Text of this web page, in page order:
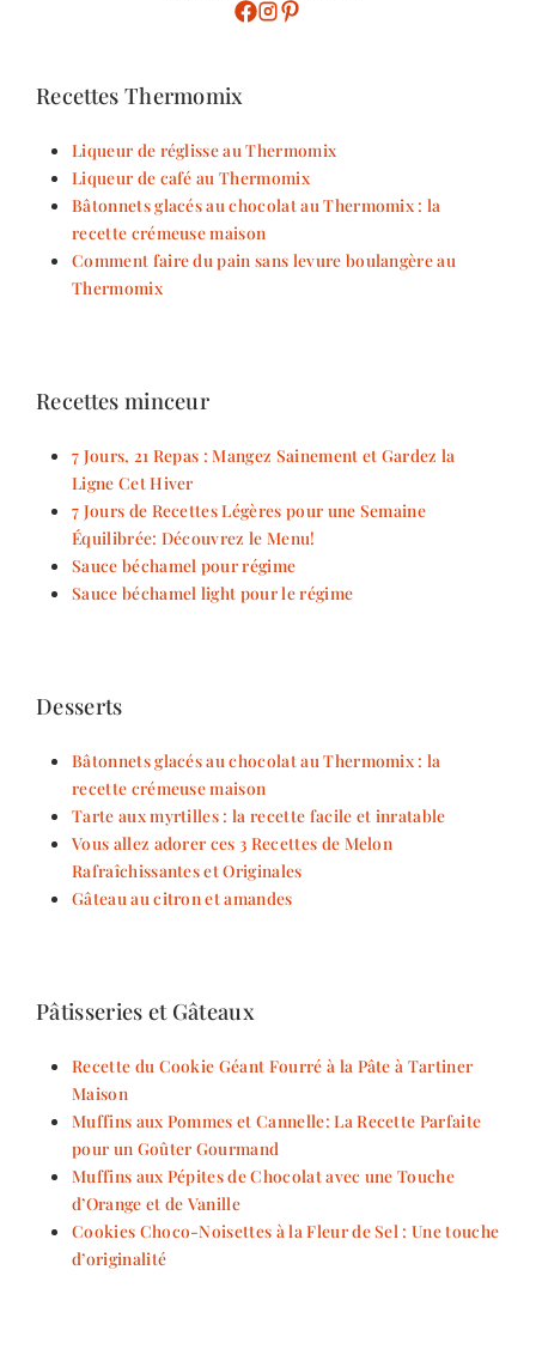
Recettes Thermomix
Liqueur de réglisse au Thermomix
Liqueur de café au Thermomix
Bâtonnets glacés au chocolat au Thermomix : la
recette crémeuse maison
Comment faire du pain sans levure boulangère au
Thermomix
Recettes minceur
7 Jours, 21 Repas : Mangez Sainement et Gardez la
Ligne Cet Hiver
7 Jours de Recettes Légères pour une Semaine
Équilibrée: Découvrez le Menu!
Sauce béchamel pour régime
Sauce béchamel light pour le régime
Desserts
Bâtonnets glacés au chocolat au Thermomix : la
recette crémeuse maison
Tarte aux myrtilles : la recette facile et inratable
Vous allez adorer ces 3 Recettes de Melon
Rafraîchissantes et Originales
Gâteau au citron et amandes
Pâtisseries et Gâteaux
Recette du Cookie Géant Fourré à la Pâte à Tartiner
Maison
Muffins aux Pommes et Cannelle: La Recette Parfaite
pour un Goûter Gourmand
Muffins aux Pépites de Chocolat avec une Touche
d’Orange et de Vanille
Cookies Choco-Noisettes à la Fleur de Sel : Une touche
d’originalité